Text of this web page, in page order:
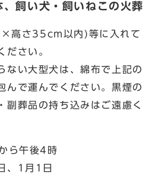
飼い犬・飼いねこの火葬
高さ35cm以内)等に入れて
ださい。
ない大型犬は、綿布で上記の
んで運んでください。黒煙の
副葬品の持ち込みはご遠慮く
ら午後4時
、1月1日